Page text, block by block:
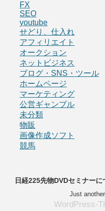
FX
SEO
youtube
せどり、仕入れ
アフィリエイト
オークション
ネットビジネス
ブログ・SNS・ツール
ホームページ
マーケティング
公営ギャンブル
未分類
物販
画像作成ソフト
競馬
日経225先物DVDセミナー
Just
WordPress-